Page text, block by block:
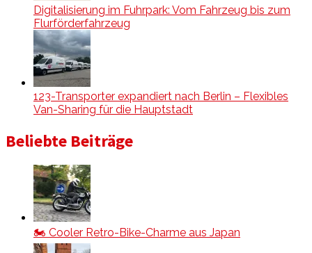
Digitalisierung im Fuhrpark: Vom Fahrzeug bis zum
Flurförderfahrzeug
123-Transporter expandiert nach Berlin – Flexibles
Van-Sharing für die Hauptstadt
Beliebte Beiträge
🏍️ Cooler Retro-Bike-Charme aus Japan